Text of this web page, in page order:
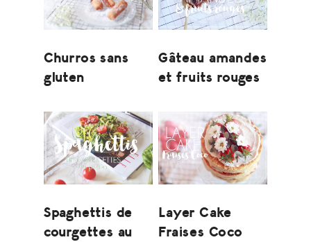
Churros sans
gluten
Gâteau amandes
et fruits rouges
Spaghettis de
courgettes au
Layer Cake
Fraises Coco